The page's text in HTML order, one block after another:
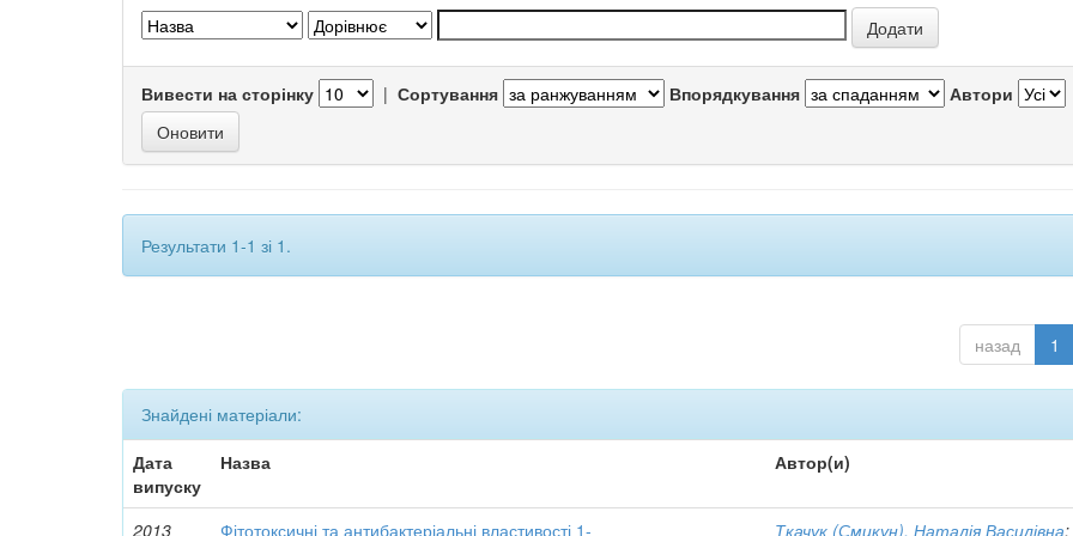
Вивести на сторінку | Сортування Впорядкування Автори
Результати 1-1 зі 1.
назад 1
Знайдені матеріали:
Дата
випуску
Назва Автор(и)
2013 Фітотоксичні та антибактеріальні властивості 1- Ткачук (Смикун), Наталія Василівна;